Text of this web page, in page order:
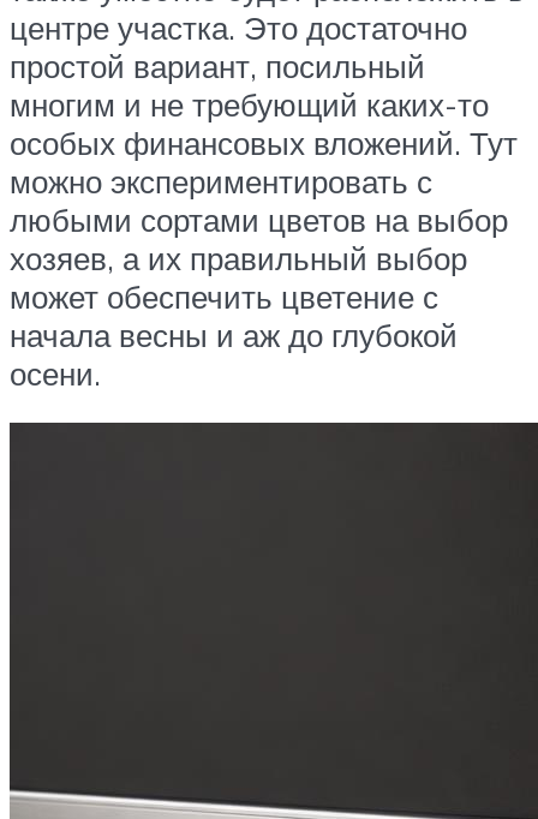
центре участка. Это достаточно
простой вариант, посильный
многим и не требующий каких-то
особых финансовых вложений. Тут
можно экспериментировать с
любыми сортами цветов на выбор
хозяев, а их правильный выбор
может обеспечить цветение с
начала весны и аж до глубокой
осени.